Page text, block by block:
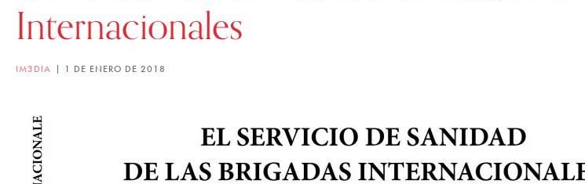
Internacionales
IM3DIA 1 DE ENERO DE 2018